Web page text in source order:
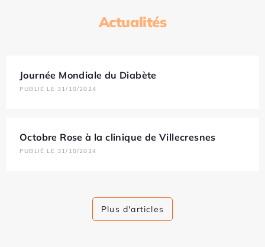
Actualités
Journée Mondiale du Diabète
PUBLIÉ LE 31/10/2024
Octobre Rose à la clinique de Villecresnes
PUBLIÉ LE 31/10/2024
Plus d'articles